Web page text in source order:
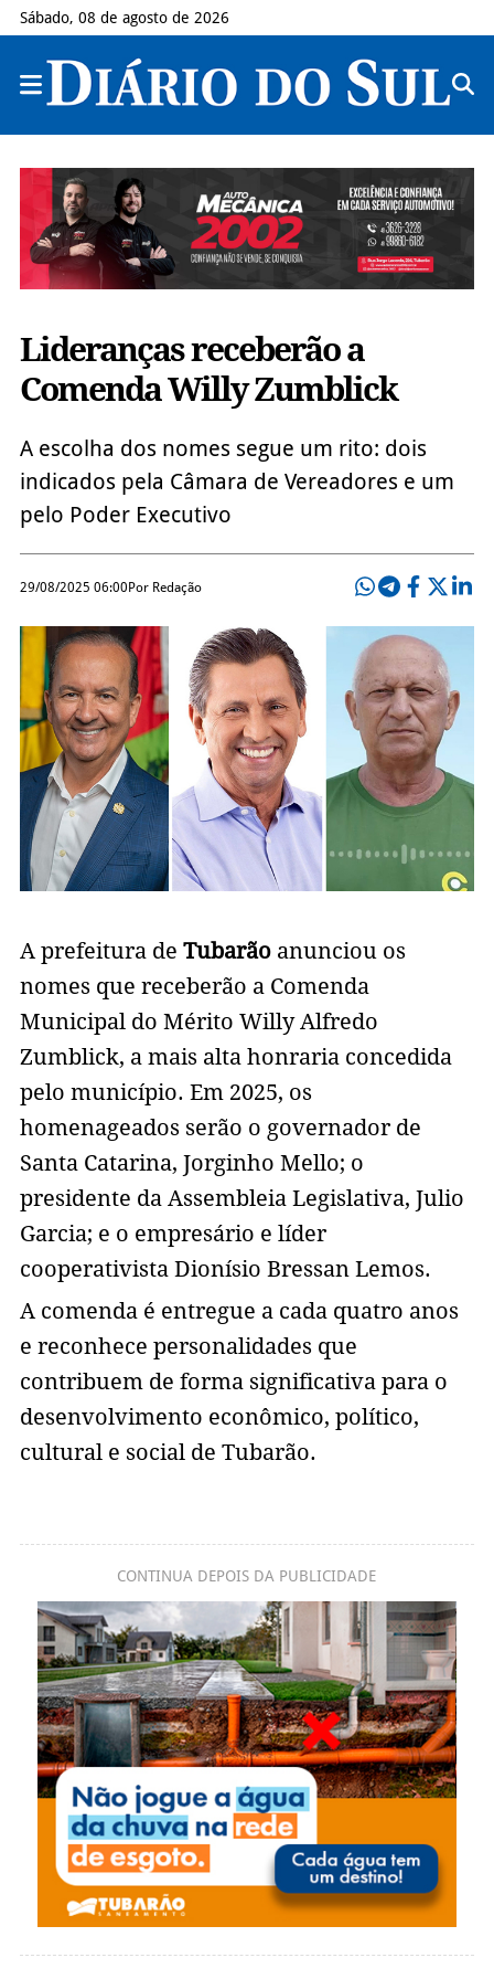
Sábado, 08 de agosto de 2026
Lideranças receberão a
Comenda Willy Zumblick
A escolha dos nomes segue um rito: dois
indicados pela Câmara de Vereadores e um
pelo Poder Executivo
29/08/2025 06:00Por Redação
A prefeitura de Tubarãoanunciou os
nomes que receberão a Comenda
Municipal do Mérito Willy Alfredo
Zumblick, a mais alta honraria concedida
pelo município. Em 2025, os
homenageados serão o governador de
Santa Catarina, Jorginho Mello; o
presidente da Assembleia Legislativa, Julio
Garcia; e o empresário e líder
cooperativista Dionísio Bressan Lemos.
A comenda é entregue a cada quatro anos
e reconhece personalidades que
contribuem de forma significativa para o
desenvolvimento econômico, político,
cultural e social de Tubarão.
CONTINUA DEPOIS DA PUBLICIDADE